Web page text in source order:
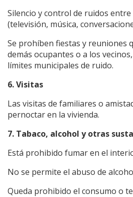
Silencio y control de ruidos entre
(televisión, música,
Se prohíben fiestas y reuniones
demás ocupantes o a los
límites municipales de ruido.
6. Visitas
Las visitas de familiares o
pernoctar en la vivienda.
7. Tabaco, alcohol y otras
Está prohibido fumar en el
No se permite el abuso de
Queda prohibido el consumo o